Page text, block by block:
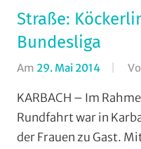
Straße:
Bundesliga
Am 29. Mai 2014
KARBACH – Im
Rundfahrt war in
der Frauen zu Gast.